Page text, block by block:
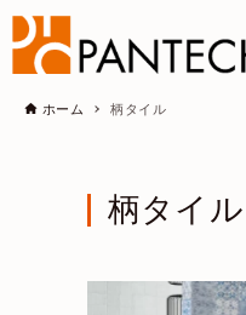
ホーム 柄タイル
柄タイル